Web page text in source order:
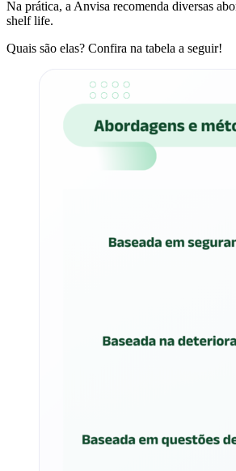
Na prática, a Anvisa recomenda diversas
shelf life.
Quais são elas? Confira na tabela a seguir!